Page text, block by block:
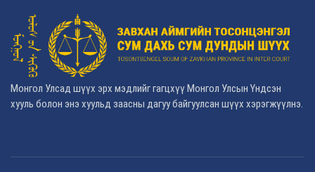
Монгол Улсад шүүх эрх мэдлийг гагцхүү Монгол Улсын Үндсэн
хууль болон энэ хуульд заасны дагуу байгуулсан шүүх хэрэгжүүлнэ.